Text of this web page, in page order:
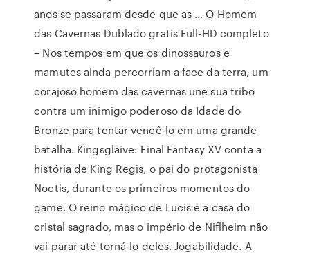
anos se passaram desde que as … O Homem
das Cavernas Dublado gratis Full-HD completo
– Nos tempos em que os dinossauros e
mamutes ainda percorriam a face da terra, um
corajoso homem das cavernas une sua tribo
contra um inimigo poderoso da Idade do
Bronze para tentar vencê-lo em uma grande
batalha. Kingsglaive: Final Fantasy XV conta a
história de King Regis, o pai do protagonista
Noctis, durante os primeiros momentos do
game. O reino mágico de Lucis é a casa do
cristal sagrado, mas o império de Niflheim não
vai parar até torná-lo deles. Jogabilidade. A